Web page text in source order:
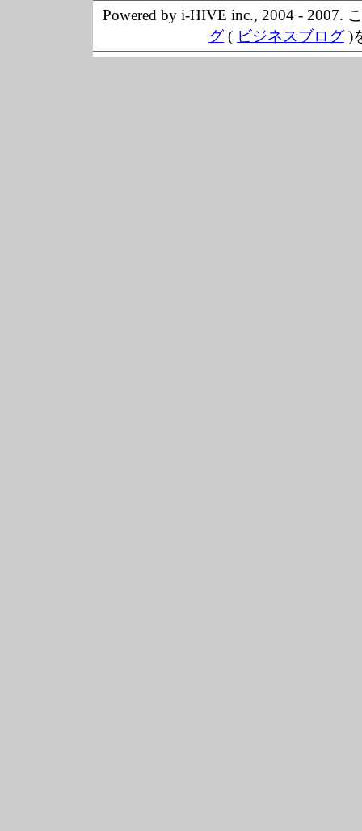
Powered by i-HIVE inc., 2004 - 2007.
グ( ビジネスブログ)